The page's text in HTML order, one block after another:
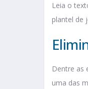
Leia o
plantel de
Dentre as
uma das